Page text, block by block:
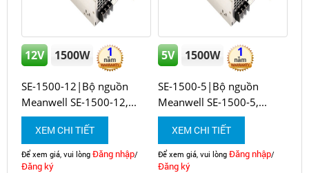
12V 1500W 1
SE-1500-12|Bộ nguồn
Meanwell SE-1500-12,...
XEM CHI TIẾT
Để xem giá, vui lòng Đăng nhập/
Đăng ký
5V 1500W 1
SE-1500-5|Bộ nguồn
Meanwell SE-1500-5,...
XEM CHI TIẾT
Để xem giá, vui lòng Đăng nhập/
Đăng ký